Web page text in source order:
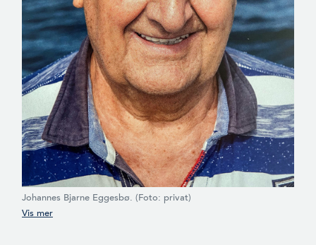
Johannes Bjarne Eggesbø. (Foto: privat)